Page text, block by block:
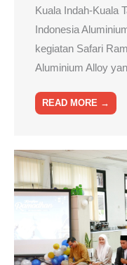
Kuala Indah-Kuala
Indonesia
kegiatan Safari
Aluminium Alloy
READ MORE →